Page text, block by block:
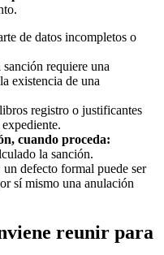
de datos incompletos o
sanción requiere una
existencia de una
registro o justificantes
cuando proceda:
la sanción.
un defecto formal puede ser
sí mismo una anulación
reunir para